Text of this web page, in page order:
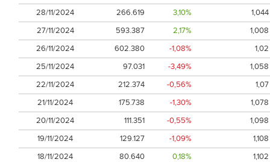
28/11/2024
266.619 3,10%
1,044
27/11/2024
593.387 2,17%
1,008
26/11/2024
602.380 -1,08%
1,02
25/11/2024
97.031 -3,49%
1,058
22/11/2024
212.374 -0,56%
1,07
21/11/2024
175.738 -1,30%
1,078
20/11/2024
111.351 -0,55%
1,098
19/11/2024
129.127 -1,09%
1,108
18/11/2024
80.640 0,18%
1,102